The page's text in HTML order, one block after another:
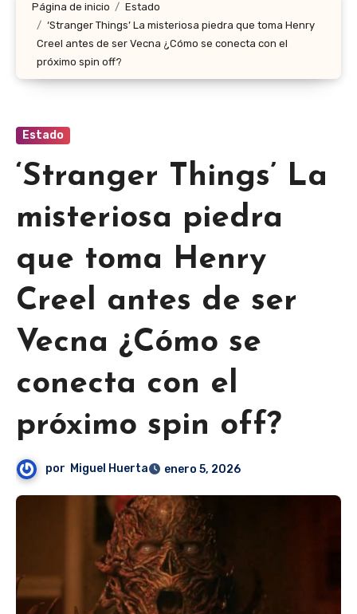
Página de inicio
Estado
‘Stranger Things’ La misteriosa piedra que toma Henry
Creel antes de ser Vecna ¿Cómo se conecta con el
próximo spin off?
Estado
‘Stranger Things’ La
misteriosa piedra
que toma Henry
Creel antes de ser
Vecna ¿Cómo se
conecta con el
próximo spin off?
por Miguel Huerta enero 5, 2026